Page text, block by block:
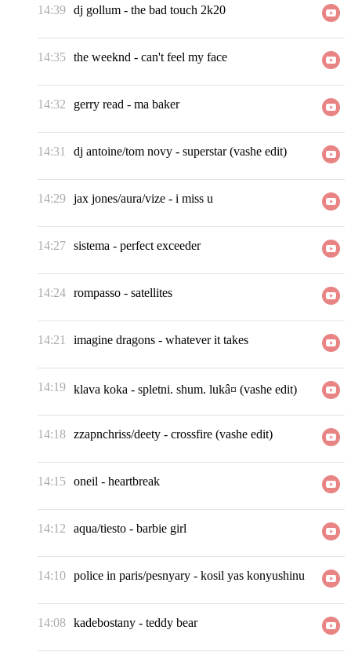
14:39 dj gollum - the bad touch 2k20
14:35 the weeknd - can't feel my face
14:32 gerry read - ma baker
14:31 dj antoine/tom novy - superstar (vashe edit)
14:29 jax jones/aura/vize - i miss u
14:27 sistema - perfect exceeder
14:24 rompasso - satellites
14:21 imagine dragons - whatever it takes
14:19 klava koka - spletni. shum. lukâ¤ (vashe edit)
14:18 zzapnchriss/deety - crossfire (vashe edit)
14:15 oneil - heartbreak
14:12 aqua/tiesto - barbie girl
14:10 police in paris/pesnyary - kosil yas konyushinu
14:08 kadebostany - teddy bear